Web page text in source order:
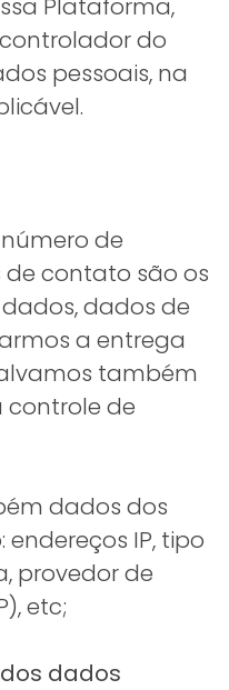
Plataforma,
do
pessoais, na
número de
de contato são os
dados de
a entrega
também
controle de
dados dos
IP, tipo
provedor de
etc;
dados